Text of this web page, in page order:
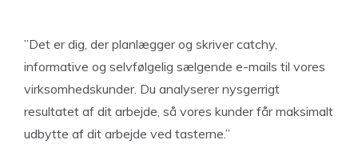
”Det er dig, der planlægger og skriver catchy,
informative og selvfølgelig sælgende e-mails til vores
virksomhedskunder. Du analyserer nysgerrigt
resultatet af dit arbejde, så vores kunder får maksimalt
udbytte af dit arbejde ved tasterne.”